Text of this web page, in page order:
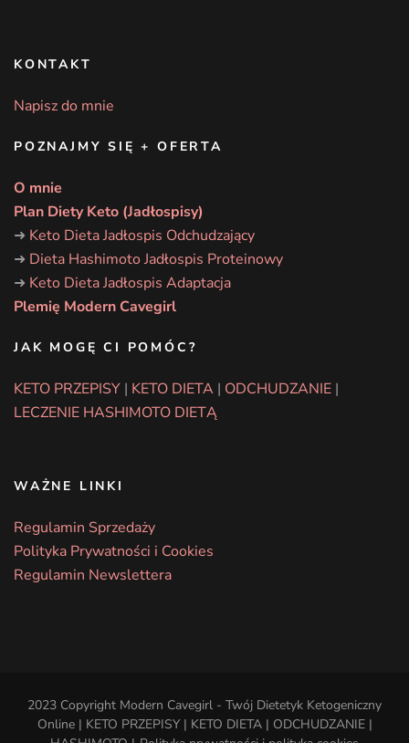
KONTAKT
Napisz do mnie
POZNAJMY SIĘ + OFERTA
O mnie
Plan Diety Keto (Jadłospisy)
➜ Keto Dieta Jadłospis Odchudzający
➜ Dieta Hashimoto Jadłospis Proteinowy
➜ Keto Dieta Jadłospis Adaptacja
Plemię Modern Cavegirl
JAK MOGĘ CI POMÓC?
KETO PRZEPISY | KETO DIETA | ODCHUDZANIE |
LECZENIE HASHIMOTO DIETĄ
WAŻNE LINKI
Regulamin Sprzedaży
Polityka Prywatności i Cookies
Regulamin Newslettera
2023 Copyright Modern Cavegirl - Twój Dietetyk Ketogeniczny
Online | KETO PRZEPISY| KETO DIETA| ODCHUDZANIE|